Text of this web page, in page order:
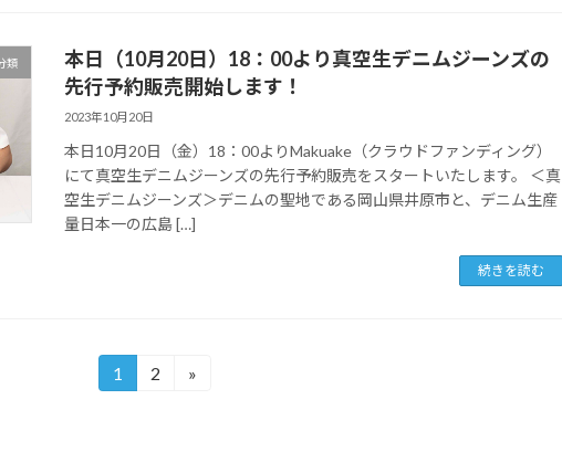
類
本日（10月20日）18：00より真空生デニムジーンズの
先行予約販売開始します！
2023年10月20日
本日10月20日（金）18：00よりMakuake（クラウドファンディング）
にて真空生デニムジーンズの先行予約販売をスタートいたします。 ＜真
空生デニムジーンズ＞デニムの聖地である岡山県井原市と、デニム生産
量日本一の広島 […]
続きを読む
固
1
固
2 »